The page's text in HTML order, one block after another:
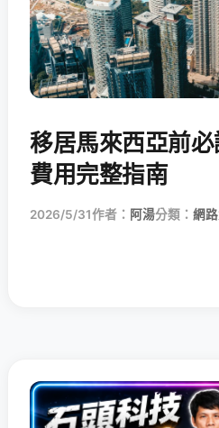
移居馬來西亞前
費用完整指南
2026/5/31作者： 阿湯分類： 網